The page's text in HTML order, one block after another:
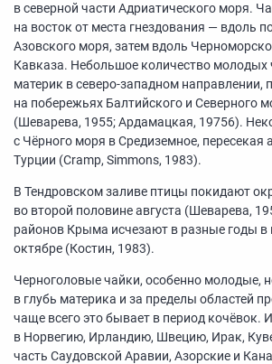
в северной части Адриатического моря.
на восток от места гнездования — вдоль
Азовского моря, затем вдоль
Кавказа. Небольшое количество молодых
материк в северо-западном направлении,
на побережьях Балтийского и Северного
(Шеварева, 1955; Ардамацкая, 19756).
с Чёрного моря в Средиземное, пересекая
Турции (Cramp, Simmons, 1983).
В Тендровском заливе птицы покидают
во второй половине августа (Шеварева,
районов Крыма исчезают в разные годы в
октябре (Костин, 1983).
Черноголовые чайки, особенно молодые,
в глубь материка и за пределы областей
чаще всего это бывает в период кочёвок.
в Норвегию, Ирландию, Швецию, Ирак,
часть Саудовской Аравии, Азорские и